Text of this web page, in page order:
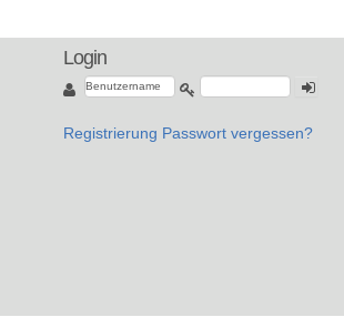
Login
Registrierung Passwort vergessen?